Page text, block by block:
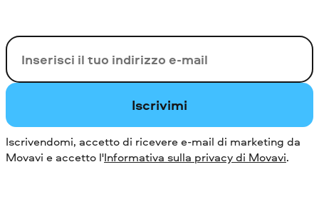
La tua e-mail
Iscrivimi
Iscrivendomi, accetto di ricevere e-mail di marketing da
Movavi e accetto l'Informativa sulla privacy di Movavi.